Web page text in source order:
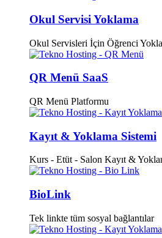
Okul Servisi Yoklama
Okul Servisleri İçin Öğrenci
QR Menü SaaS
QR Menü Platformu
Kayıt & Yoklama Sistemi
Kurs - Etüt - Salon Kayıt &
BioLink
Tek linkte tüm sosyal bağlantılar